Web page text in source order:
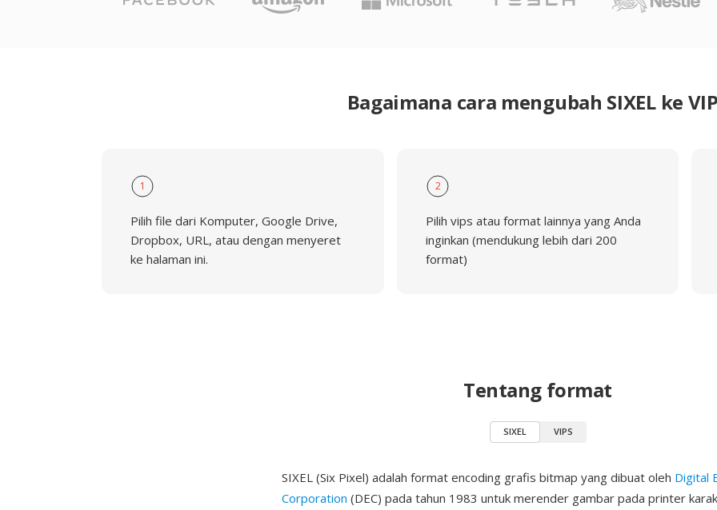
Bagaimana cara mengubah SIXEL ke
1
Pilih file dari Komputer, Google Drive,
Dropbox, URL, atau dengan menyeret
ke halaman ini.
2
Pilih vips atau format lainnya yang Anda
inginkan (mendukung lebih dari 200
format)
Tentang format
SIXEL VIPS
SIXEL (Six Pixel) adalah format encoding grafis bitmap yang dibuat oleh Digital
Corporation (DEC) pada tahun 1983 untuk merender gambar pada printer